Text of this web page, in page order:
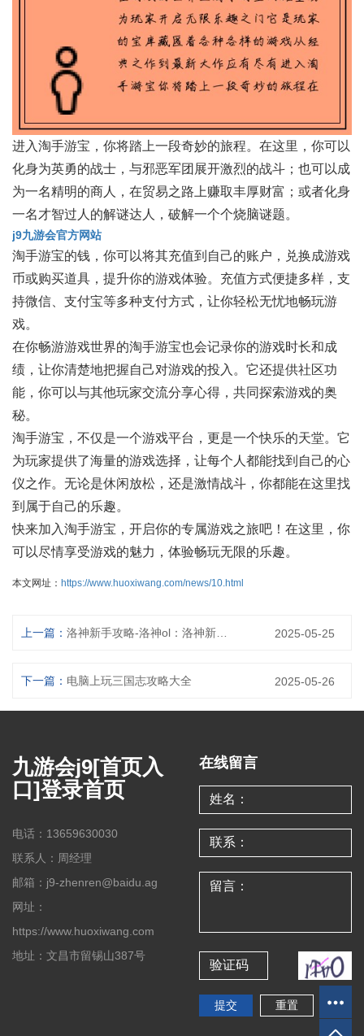
进入淘手游宝，你将踏上一段奇妙的旅程。在这里，你可以
化身为英勇的战士，与邪恶军团展开激烈的战斗；也可以成
为一名精明的商人，在贸易之路上赚取丰厚财富；或者化身
一名才智过人的解谜达人，破解一个个烧脑谜题。
j9九游会官方网站
淘手游宝的钱，你可以将其充值到自己的账户，兑换成游戏
币或购买道具，提升你的游戏体验。充值方式便捷多样，支
持微信、支付宝等多种支付方式，让你轻松无忧地畅玩游
戏。
在你畅游游戏世界的淘手游宝也会记录你的游戏时长和成
绩，让你清楚地把握自己对游戏的投入。它还提供社区功
能，你可以与其他玩家交流分享心得，共同探索游戏的奥
秘。
淘手游宝，不仅是一个游戏平台，更是一个快乐的天堂。它
为玩家提供了海量的游戏选择，让每个人都能找到自己的心
仪之作。无论是休闲放松，还是激情战斗，你都能在这里找
到属于自己的乐趣。
快来加入淘手游宝，开启你的专属游戏之旅吧！在这里，你
可以尽情享受游戏的魅力，体验畅玩无限的乐趣。
本文网址： https://www.huoxiwang.com/news/10.html
上一篇： 2025-05-25
下一篇： 电脑上玩三国志攻略大全 2025-05-26
九游会j9[首页入
口]登录首页
电话：13659630030
联系人：周经理
邮箱：j9-zhenren@baidu.ag
网址：
https://www.huoxiwang.com
地址：文昌市留锡山387号
在线留言